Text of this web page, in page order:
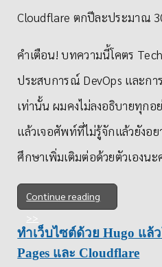
Cloudflare ตกปีละประมาณ
คำเตือน! บทความนี้โคตร
ประสบการณ์ DevOps และกา
เท่านั้น ผมคงไม่ลงอธิบายทุก
แล้วเจอศัพท์ที่ไม่รู้จักแล้วยังอ
ศึกษาเพิ่มเติมต่อด้วยตัวเองน
Continue reading
ทำเว็บไซต์ด้วย Hugo แล้
Pages และ Cloudflare